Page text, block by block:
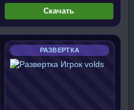
Скачать
РАЗВЕРТКА